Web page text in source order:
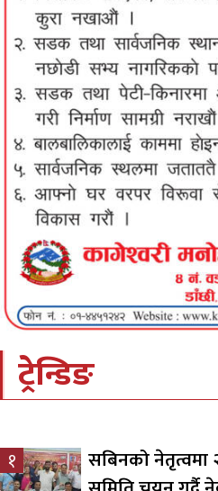
ट्रेन्डिङ
१
सबिनको नेतृत्वमा